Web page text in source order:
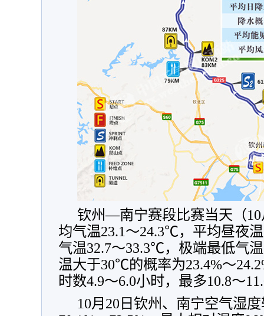
钦州—南宁赛段比赛当天（
均气温23.1～24.3℃，平均昼夜
气温32.7～33.3℃，极端最低气
温大于30℃的概率为23.4%～
时数4.9～6.0小时，最多10.8～
10月20日钦州、南宁空气湿